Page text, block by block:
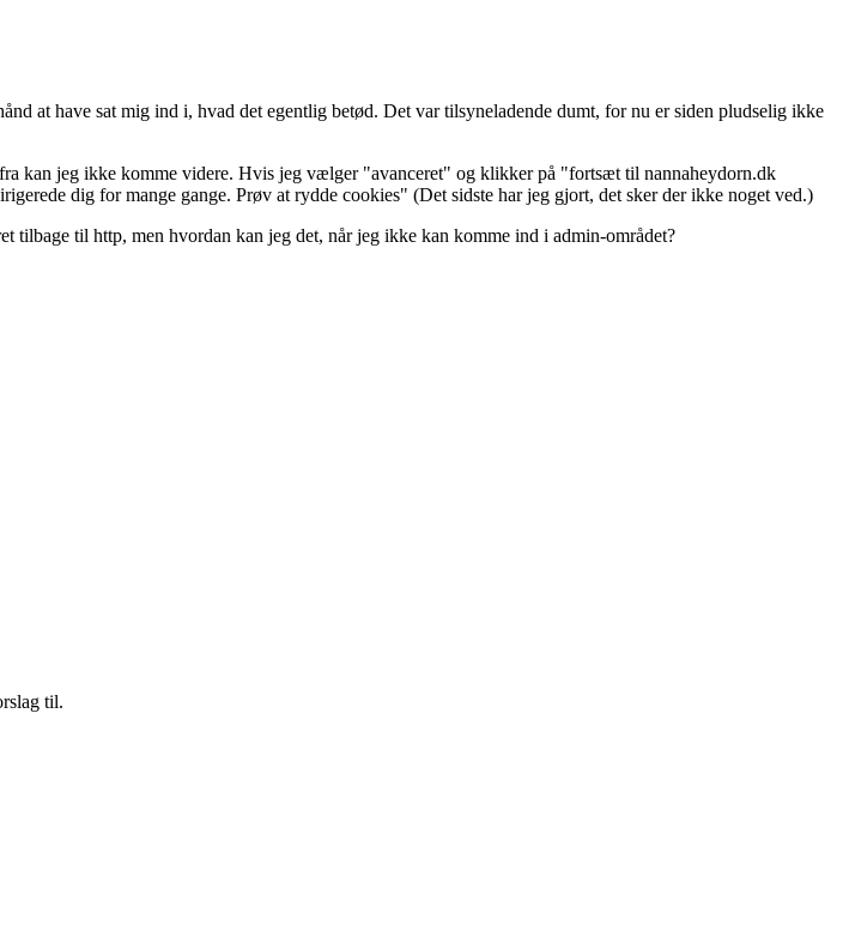
at have sat mig ind i, hvad det egentlig betød. Det var tilsyneladende dumt, for nu er siden pludselig ikke
kan jeg ikke komme videre. Hvis jeg vælger "avanceret" og klikker på "fortsæt til nannaheydorn.dk
dig for mange gange. Prøv at rydde cookies" (Det sidste har jeg gjort, det sker der ikke noget ved.)
tilbage til http, men hvordan kan jeg det, når jeg ikke kan komme ind i admin-området?
til.